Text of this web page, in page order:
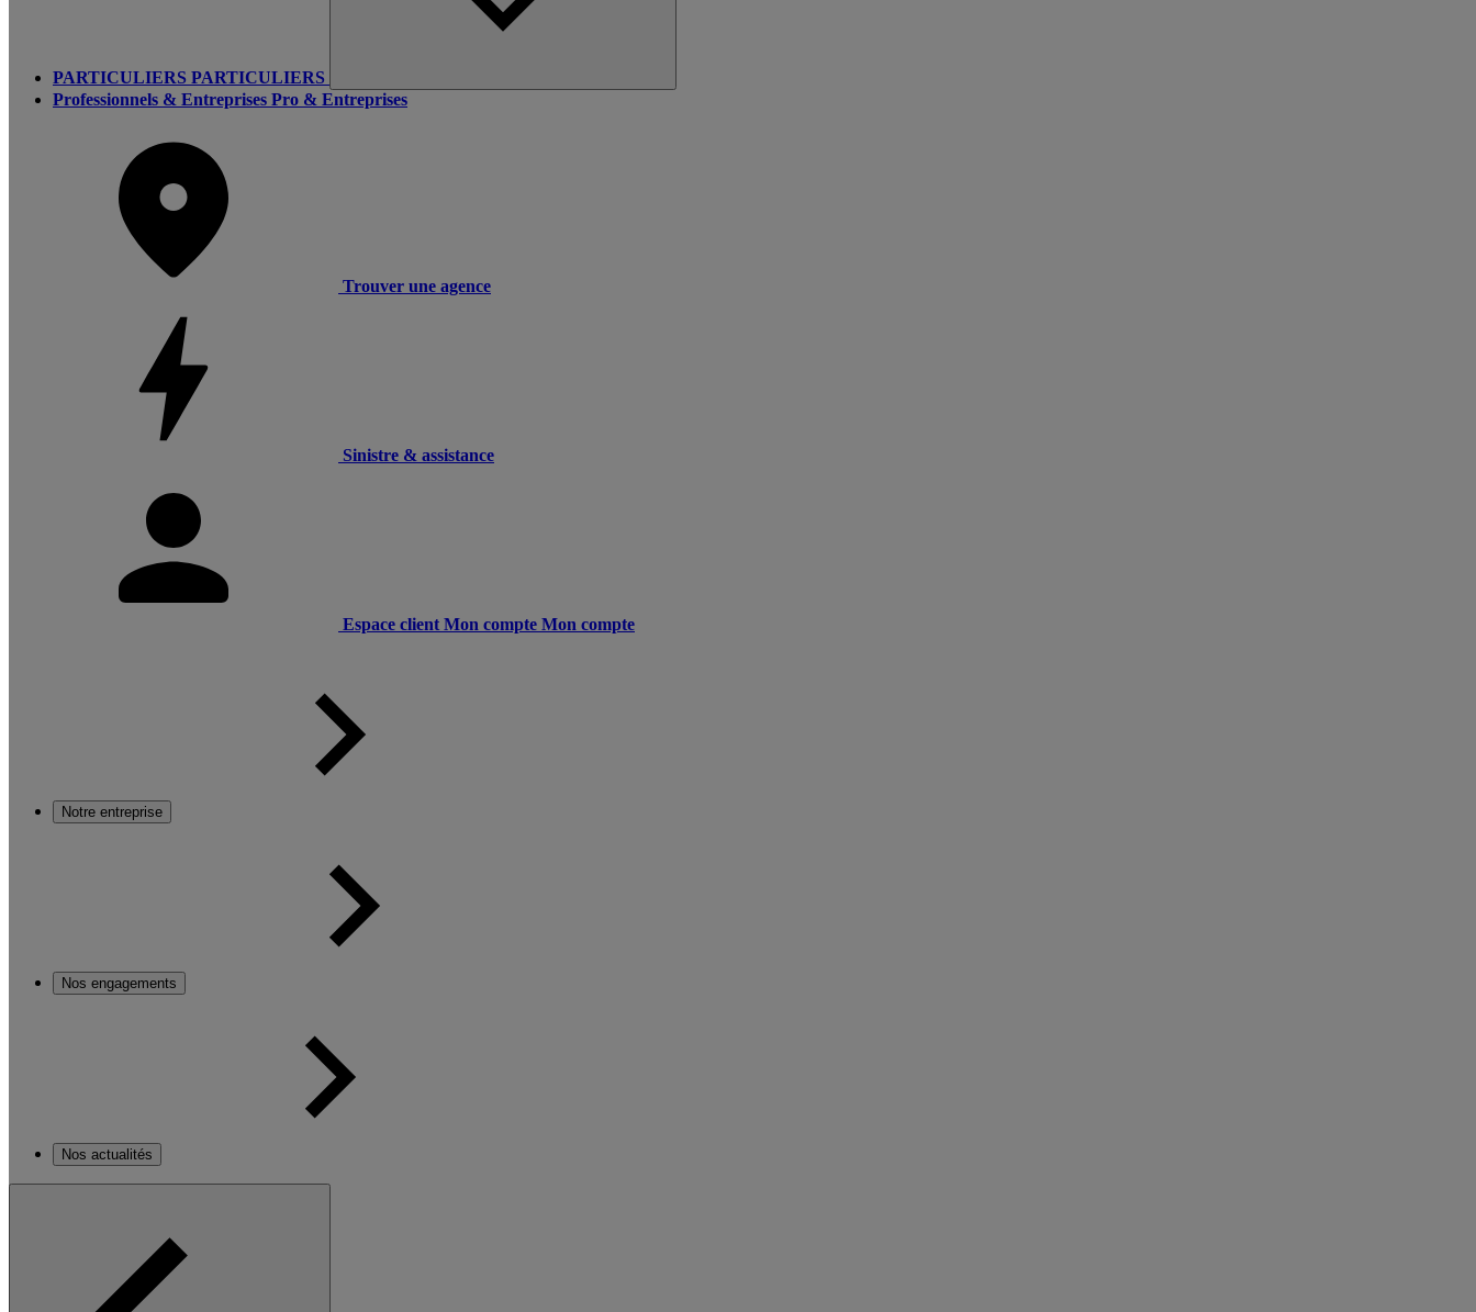
PARTICULIERS PARTICULIERS
Professionnels & Entreprises Pro & Entreprises
Trouver une agence
Sinistre & assistance
Espace client Mon compte Mon compte
Notre entreprise
Nos engagements
Nos actualités